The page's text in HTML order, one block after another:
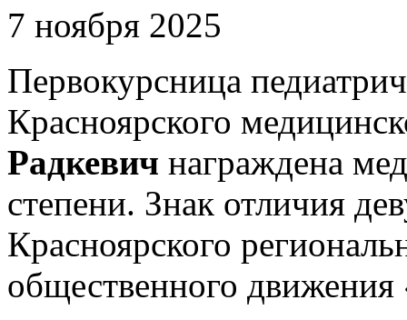
7 ноября 2025
Первокурсница
Красноярского
Радкевич награждена
степени. Знак отличия
Красноярского
общественного движения